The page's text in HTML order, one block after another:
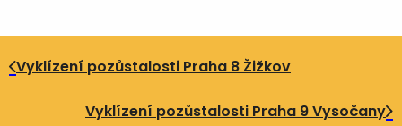
Vyklízení pozůstalosti Praha 8 Žižkov
Vyklízení pozůstalosti Praha 9 Vysočany